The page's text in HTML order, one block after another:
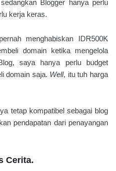
Blogger hanya perlu
kerja keras.
menghabiskan IDR500K
domain ketika mengelola
saya hanya perlu budget
domain saja. Well, itu tuh harga
tetap kompatibel sebagai blog
pendapatan dari penayangan
Cerita.